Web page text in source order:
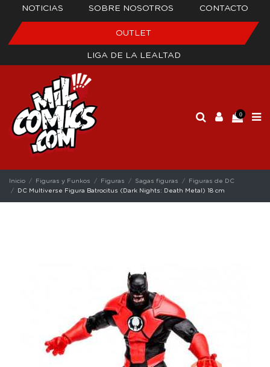
NOTICIAS SOBRE NOSOTROS CONTACTO
OUTLET
LIGA DE LA LEALTAD
0
Inicio Figuras y Funkos Figuras Sagas figuras
Figuras de DC
DC Multiverse Figura Batrocitus (Dark Nights: Death Metal) 18 cm